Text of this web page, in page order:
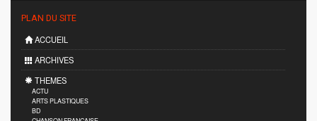
PLAN DU SITE
ACCUEIL
ARCHIVES
THEMES
ACTU
ARTS PLASTIQUES
BD